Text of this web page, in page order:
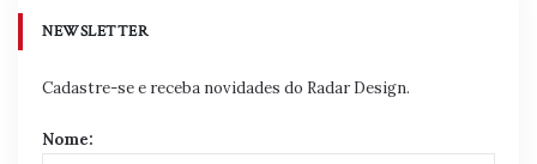
NEWSLETTER
Cadastre-se e receba novidades do Radar Design.
Nome: